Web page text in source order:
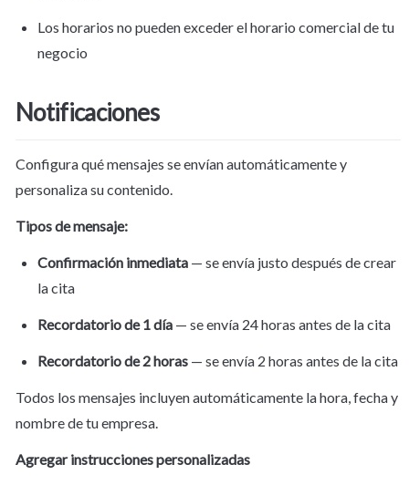
Los horarios no pueden exceder el horario comercial de tu
negocio
Notificaciones
Configura qué mensajes se envían automáticamente y
personaliza su contenido.
Tipos de mensaje:
Confirmación inmediata — se envía justo después de crear
la cita
Recordatorio de 1 día — se envía 24 horas antes de la cita
Recordatorio de 2 horas — se envía 2 horas antes de la cita
Todos los mensajes incluyen automáticamente la hora, fecha y
nombre de tu empresa.
Agregar instrucciones personalizadas